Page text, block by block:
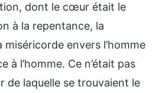
dont le cœur était le
à la repentance, la
envers l’homme
à l’homme. Ce n’était pas
laquelle se trouvaient le